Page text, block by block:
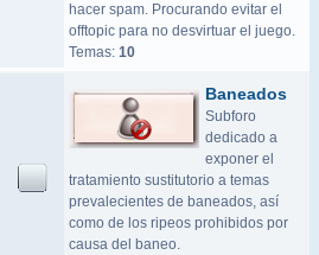
hacer spam. Procurando evitar el
offtopic para no desvirtuar el juego.
Temas: 10
Baneados
Subforo
dedicado a
exponer el
tratamiento sustitutorio a temas
prevalecientes de baneados, así
como de los ripeos prohibidos por
causa del baneo.